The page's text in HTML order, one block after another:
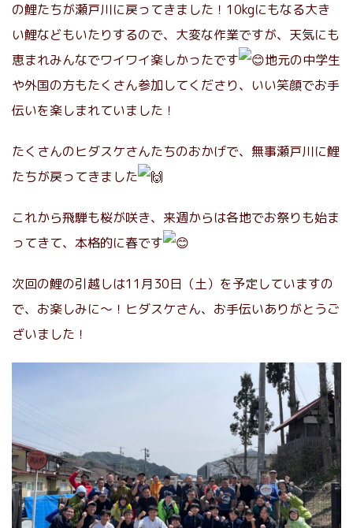
の鯉たちが瀬戸川に戻ってきました！10kgにもなる大き
い鯉などもいたりするので、大変な作業ですが、天気にも
恵まれみんなでワイワイ楽しかったです
地元の中学生
や外国の方もたくさん参加してくださり、いい笑顔でお手
伝いを楽しまれていました！
たくさんのヒダスケさんたちのおかげで、無事瀬戸川に鯉
たちが戻ってきました
これから飛騨も桜が咲き、来週からは各地でお祭りも始ま
ってきて、本格的に春です
次回の鯉の引越しは11月30日（土）を予定していますの
で、お楽しみに〜！ヒダスケさん、お手伝いありがとうご
ざいました！